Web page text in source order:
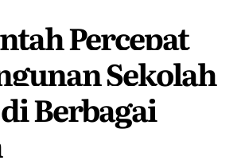
Percepat
Sekolah
Berbagai